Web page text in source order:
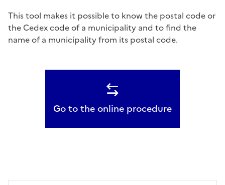
This tool makes it possible to know the postal code or
the Cedex code of a municipality and to find the
name of a municipality from its postal code.
Go to the online procedure